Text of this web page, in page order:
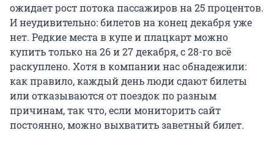
ожидает рост потока пассажиров на 25 процентов.
И неудивительно: билетов на конец декабря уже
нет. Редкие места в купе и плацкарт можно
купить только на 26 и 27 декабря, с 28-го всё
раскуплено. Хотя в компании нас обнадежили:
как правило, каждый день люди сдают билеты
или отказываются от поездок по разным
причинам, так что, если мониторить сайт
постоянно, можно выхватить заветный билет.